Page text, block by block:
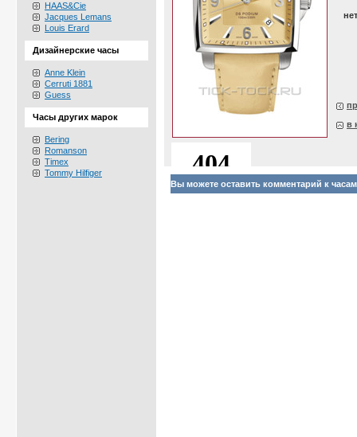
HAAS&Cie
Jacques Lemans
Louis Erard
Дизайнерские часы
Anne Klein
Cerruti 1881
Guess
Часы других марок
Bering
Romanson
Timex
Tommy Hilfiger
в
Вы можете оставить комментарий к часам